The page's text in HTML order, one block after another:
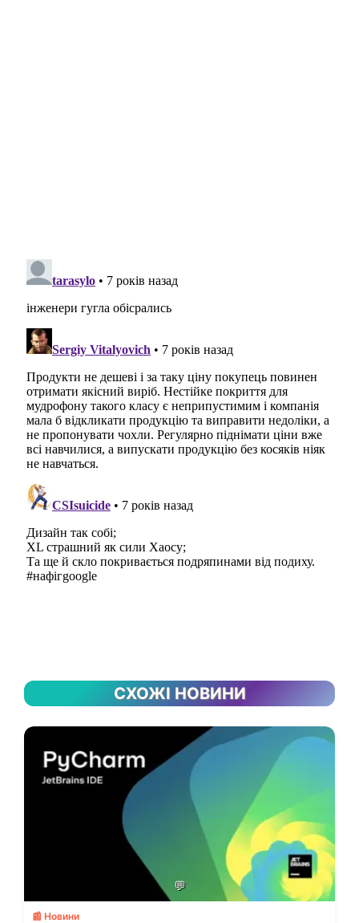
СХОЖІ НОВИНИ
💬
📰 Новини